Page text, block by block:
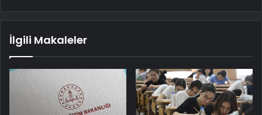
İlgili Makaleler